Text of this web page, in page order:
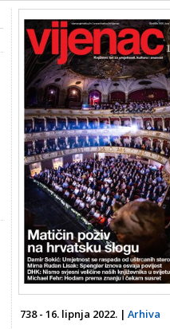
738 - 16. lipnja 2022. | Arhiva